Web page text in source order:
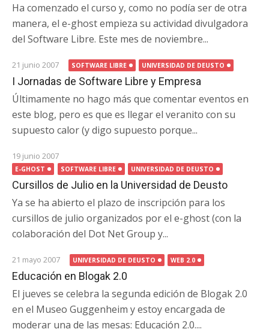
Ha comenzado el curso y, como no podía ser de otra
manera, el e-ghost empieza su actividad divulgadora
del Software Libre. Este mes de noviembre...
21 junio 2007 SOFTWARE LIBRE UNIVERSIDAD DE DEUSTO
I Jornadas de Software Libre y Empresa
Últimamente no hago más que comentar eventos en
este blog, pero es que es llegar el veranito con su
supuesto calor (y digo supuesto porque...
19 junio 2007
E-GHOST SOFTWARE LIBRE UNIVERSIDAD DE DEUSTO
Cursillos de Julio en la Universidad de Deusto
Ya se ha abierto el plazo de inscripción para los
cursillos de julio organizados por el e-ghost (con la
colaboración del Dot Net Group y...
21 mayo 2007 UNIVERSIDAD DE DEUSTO WEB 2.0
Educación en Blogak 2.0
El jueves se celebra la segunda edición de Blogak 2.0
en el Museo Guggenheim y estoy encargada de
moderar una de las mesas: Educación 2.0....